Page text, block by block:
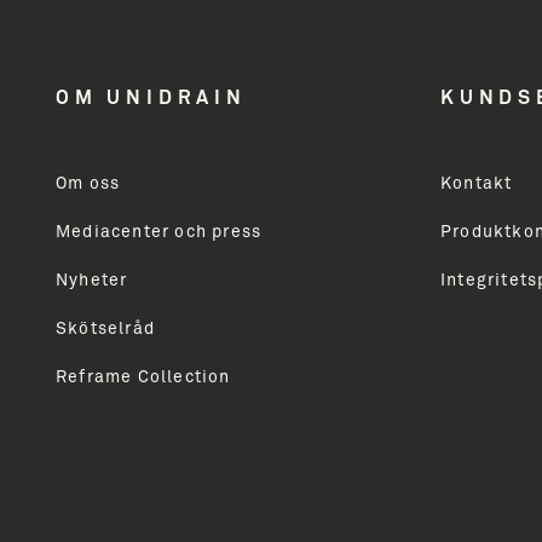
Modtager du ikke allerede vores nyhedsbrev, så
markedsføring vedrørende Unidrains
OM UNIDRAIN
Om oss
Mediacenter och press
Nyheter
Skötselråd
Reframe Collection
Kontakt